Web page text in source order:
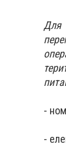
Для
-
-